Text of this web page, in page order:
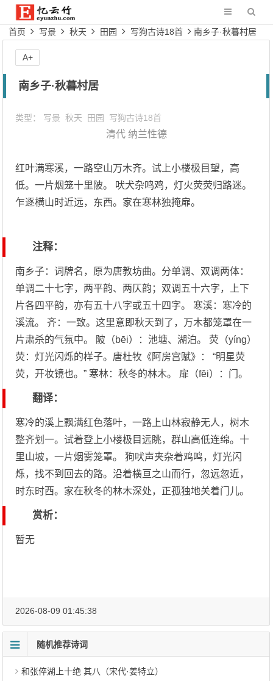
首页 写景 秋天 田园 写狗古诗18首 南乡子·秋暮村居
南乡子·秋暮村居
类型： 写景 秋天 田园 写狗古诗18首
清代 纳兰性德
红叶满寒溪，一路空山万木齐。试上小楼极目望，高
低。一片烟笼十里陂。 吠犬杂鸣鸡，灯火荧荧归路迷。
乍逐横山时近远，东西。家在寒林独掩扉。
注释：
南乡子：词牌名，原为唐教坊曲。分单调、双调两体：
单调二十七字，两平韵、两仄韵；双调五十六字，上下
片各四平韵，亦有五十八字或五十四字。 寒溪：寒冷的
溪流。 齐：一致。这里意即秋天到了，万木都笼罩在一
片肃杀的气氛中。 陂（bēi）：池塘、湖泊。 荧（yíng）
荧：灯光闪烁的样子。唐杜牧《阿房宫赋》： “明星荧
荧，开妆镜也。” 寒林：秋冬的林木。 扉（fēi）：门。
翻译：
寒冷的溪上飘满红色落叶，一路上山林寂静无人，树木
整齐划一。试着登上小楼极目远眺，群山高低连绵。十
里山坡，一片烟雾笼罩。 狗吠声夹杂着鸡鸣，灯光闪
烁，找不到回去的路。沿着横亘之山而行，忽远忽近，
时东时西。家在秋冬的林木深处，正孤独地关着门儿。
赏析：
暂无
A+
2026-08-09 01:45:38
随机推荐诗词
和张倅湖上十绝 其八（宋代·姜特立）